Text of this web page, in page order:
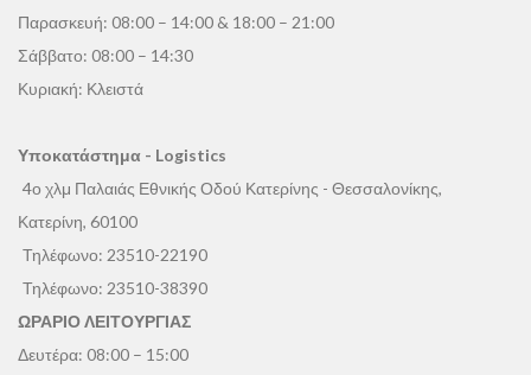
Παρασκευή: 08:00 – 14:00 & 18:00 – 21:00
Σάββατο: 08:00 – 14:30
Κυριακή: Κλειστά
Υποκατάστημα - Logistics
4ο χλμ Παλαιάς Εθνικής Οδού Κατερίνης - Θεσσαλονίκης,
Κατερίνη, 60100
Τηλέφωνο: 23510-22190
Τηλέφωνο: 23510-38390
ΩΡΑΡΙΟ ΛΕΙΤΟΥΡΓΙΑΣ
Δευτέρα: 08:00 – 15:00